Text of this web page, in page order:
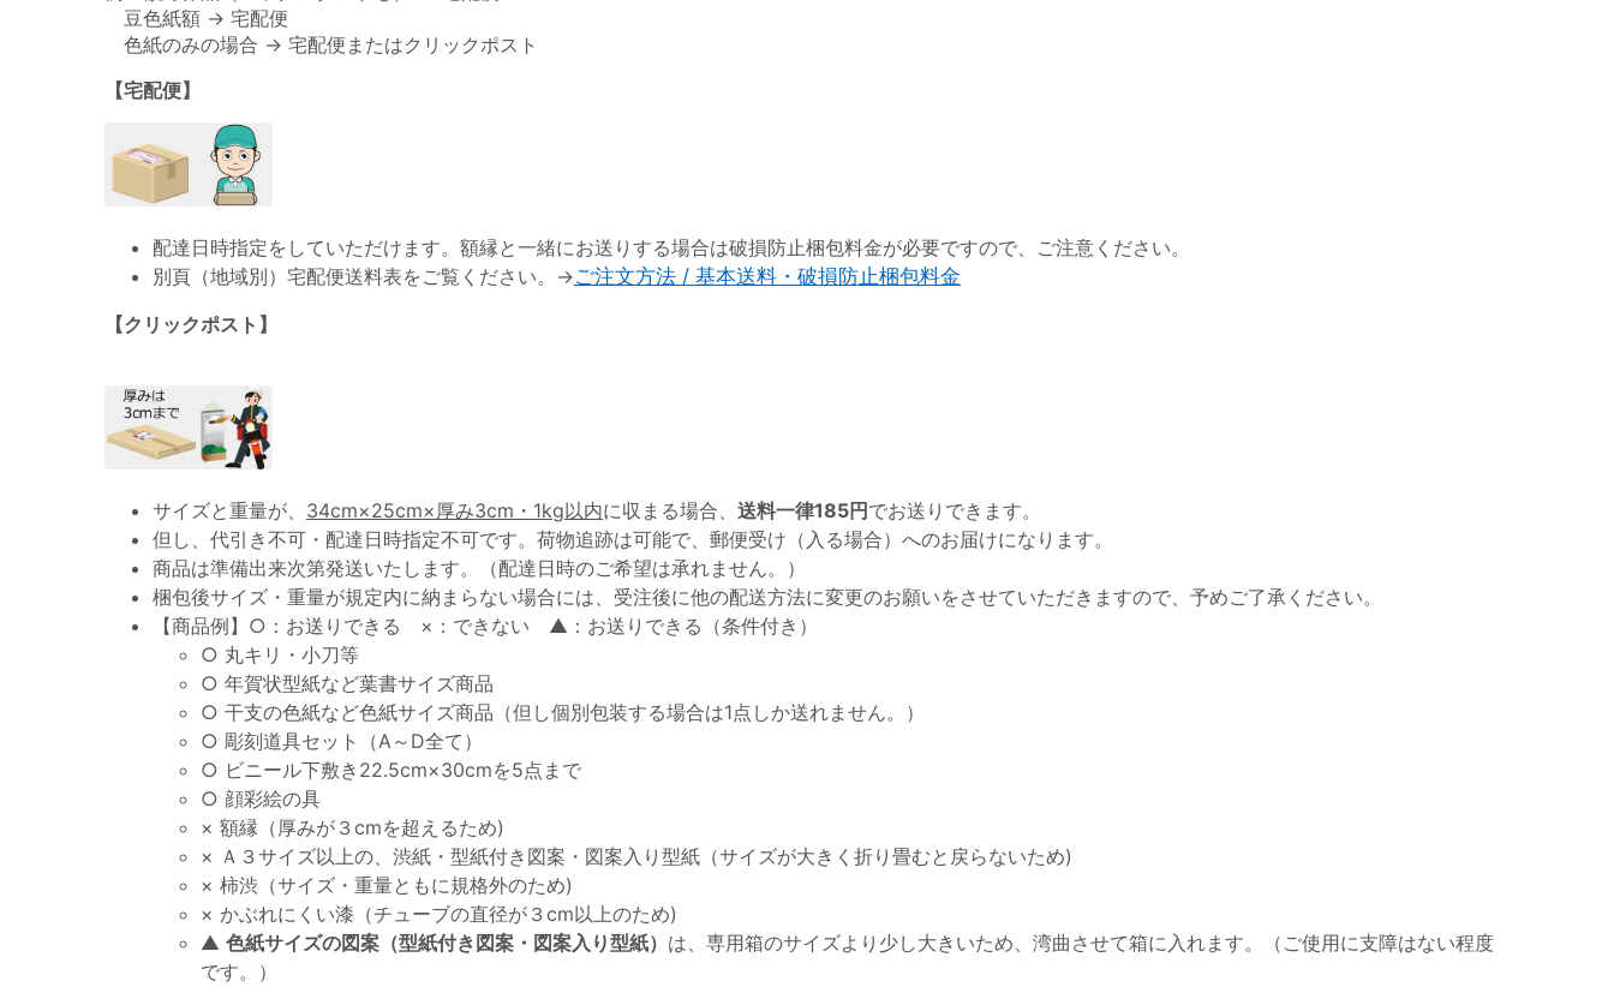
豆色紙額 → 宅配便
色紙のみの場合 → 宅配便またはクリックポスト
【宅配便】
配達日時指定をしていただけます。額縁と一緒にお送りする場合は破損防止梱包料金が必要ですので、ご注意ください。
別頁（地域別）宅配便送料表をご覧ください。→ご注文方法 / 基本送料・破損防止梱包料金
【クリックポスト】
サイズと重量が、 34cm×25cm×厚み3cm・1kg以内に収まる場合、 送料一律185円 でお送りできます。
但し、代引き不可・配達日時指定不可です。荷物追跡は可能で、郵便受け（入る場合）へのお届けになります。
商品は準備出来次第発送いたします。（配達日時のご希望は承れません。）
梱包後サイズ・重量が規定内に納まらない場合には、受注後に他の配送方法に変更のお願いをさせていただきますので、予めご了承ください。
【商品例】○：お送りできる ×：できない ▲：お送りできる（条件付き）
○ 丸キリ・小刀等
○ 年賀状型紙など葉書サイズ商品
○ 干支の色紙など色紙サイズ商品（但し個別包装する場合は1点しか送れません。）
○ 彫刻道具セット（A～D全て）
○ ビニール下敷き22.5cm×30cmを5点まで
○ 顔彩絵の具
× 額縁（厚みが３cmを超えるため)
× Ａ３サイズ以上の、渋紙・型紙付き図案・図案入り型紙（サイズが大きく折り畳むと戻らないため)
× 柿渋（サイズ・重量ともに規格外のため)
× かぶれにくい漆（チューブの直径が３cm以上のため)
▲ 色紙サイズの図案（型紙付き図案・図案入り型紙） は、専用箱のサイズより少し大きいため、湾曲させて箱に入れます。（ご使用に支障はない程度
です。）